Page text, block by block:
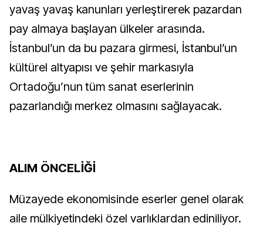
yavaş yavaş kanunları yerleştirerek pazardan
pay almaya başlayan ülkeler arasında.
İstanbul’un da bu pazara girmesi, İstanbul’un
kültürel altyapısı ve şehir markasıyla
Ortadoğu’nun tüm sanat eserlerinin
pazarlandığı merkez olmasını sağlayacak.
ALIM ÖNCELİĞİ
Müzayede ekonomisinde eserler genel olarak
aile mülkiyetindeki özel varlıklardan ediniliyor.